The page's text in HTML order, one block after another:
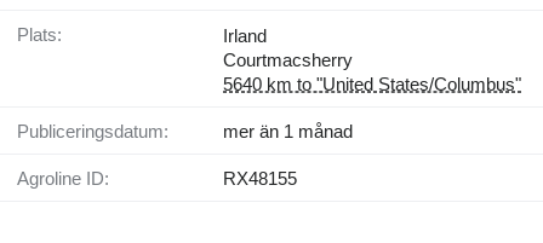
Plats:
Irland
Courtmacsherry
5640 km to "United States/Columbus"
Publiceringsdatum: mer än 1 månad
Agroline ID: RX48155